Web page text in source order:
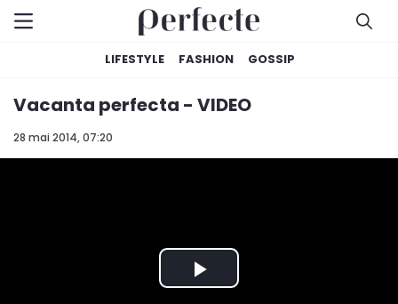
LIFESTYLE FASHION GOSSIP
28 mai 2014, 07:20
Vacanta perfecta - VIDEO